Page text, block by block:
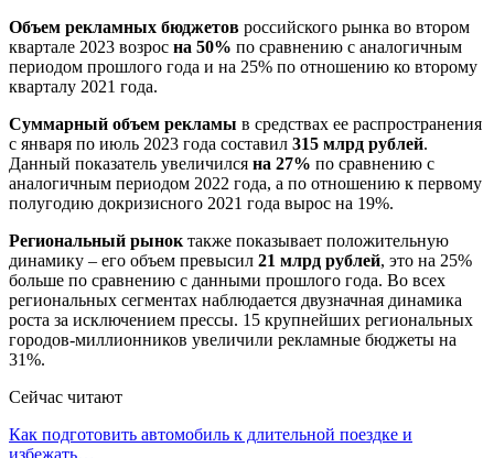
Объем рекламных бюджетов российского рынка во втором
квартале 2023 возрос на 50% по сравнению с аналогичным
периодом прошлого года и на 25% по отношению ко второму
кварталу 2021 года.
Суммарный объем рекламы в средствах ее распространения
с января по июль 2023 года составил 315 млрд рублей.
Данный показатель увеличился на 27% по сравнению с
аналогичным периодом 2022 года, а по отношению к первому
полугодию докризисного 2021 года вырос на 19%.
Региональный рынок также показывает положительную
динамику – его объем превысил 21 млрд рублей, это на 25%
больше по сравнению с данными прошлого года. Во всех
региональных сегментах наблюдается двузначная динамика
роста за исключением прессы. 15 крупнейших региональных
городов-миллионников увеличили рекламные бюджеты на
31%.
Сейчас читают
Как подготовить автомобиль к длительной поездке и
избежать…